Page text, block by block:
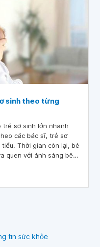
sinh theo từng
trẻ sơ sinh lớn nhanh
các bác sĩ, trẻ sơ
Thời gian còn lại, bé
quen với ánh sáng bên
tin sức khỏe